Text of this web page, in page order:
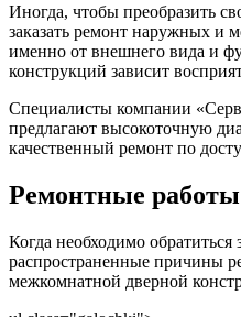
Иногда, чтобы преобразить
заказать ремонт наружных и
именно от внешнего вида и
конструкций зависит
Специалисты компании
предлагают высокоточную
качественный ремонт по
Ремонтные работы
Когда необходимо
распространенные причины
межкомнатной дверной